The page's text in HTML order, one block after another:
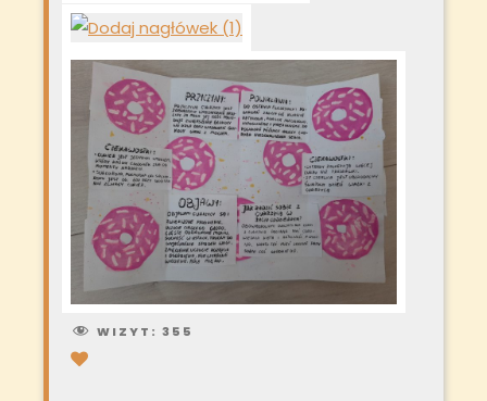
WIZYT: 355